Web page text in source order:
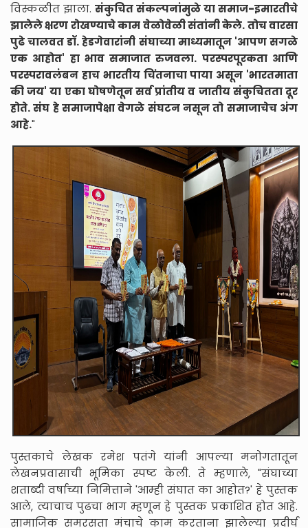
विस्कळीत झाला. संकुचित संकल्पनांमुळे या समाज-इमारतीचे
झालेले क्षरण रोखण्याचे काम वेळोवेळी संतांनी केले. तोच वारसा
पुढे चालवत डॉ. हेडगेवारांनी संघाच्या माध्यमातून 'आपण सगळे
एक आहोत' हा भाव समाजात रुजवला. परस्परपूरकता आणि
परस्परावलंबन हाच भारतीय चिंतनाचा पाया असून 'भारतमाता
की जय' या एका घोषणेतून सर्व प्रांतीय व जातीय संकुचितता दूर
होते. संघ हे समाजापेक्षा वेगळे संघटन नसून तो समाजाचेच अंग
आहे."
पुस्तकाचे लेखक रमेश पतंगे यांनी आपल्या मनोगतातून
लेखनप्रवासाची भूमिका स्पष्ट केली. ते म्हणाले, "संघाच्या
शताब्दी वर्षाच्या निमित्ताने 'आम्ही संघात का आहोत?' हे पुस्तक
आले, त्याचाच पुढचा भाग म्हणून हे पुस्तक प्रकाशित होत आहे.
सामाजिक समरसता मंचाचे काम करताना झालेल्या प्रदीर्घ